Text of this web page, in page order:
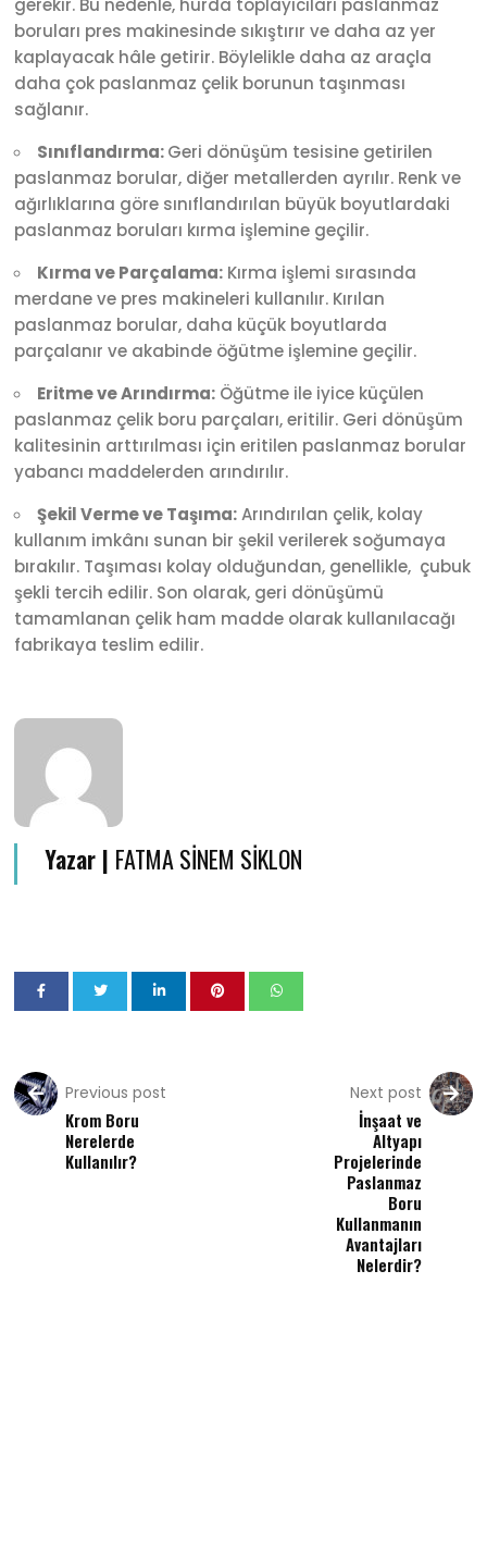
gerekir. Bu nedenle, hurda toplayıcıları paslanmaz
boruları pres makinesinde sıkıştırır ve daha az yer
kaplayacak hâle getirir. Böylelikle daha az araçla
daha çok paslanmaz çelik borunun taşınması
sağlanır.
Sınıflandırma:Geri dönüşüm tesisine getirilen
paslanmaz borular, diğer metallerden ayrılır. Renk ve
ağırlıklarına göre sınıflandırılan büyük boyutlardaki
paslanmaz boruları kırma işlemine geçilir.
Kırma ve Parçalama: Kırma işlemi sırasında
merdane ve pres makineleri kullanılır. Kırılan
paslanmaz borular, daha küçük boyutlarda
parçalanır ve akabinde öğütme işlemine geçilir.
Eritme ve Arındırma: Öğütme ile iyice küçülen
paslanmaz çelik boru parçaları, eritilir. Geri dönüşüm
kalitesinin arttırılması için eritilen paslanmaz borular
yabancı maddelerden arındırılır.
Şekil Verme ve Taşıma:Arındırılan çelik, kolay
kullanım imkânı sunan bir şekil verilerek soğumaya
bırakılır. Taşıması kolay olduğundan, genellikle, çubuk
şekli tercih edilir. Son olarak, geri dönüşümü
tamamlanan çelik ham madde olarak kullanılacağı
fabrikaya teslim edilir.
Yazar | FATMA SİNEM SİKLON
Previous post
Krom Boru
Nerelerde
Kullanılır?
Next post
İnşaat ve
Altyapı
Projelerinde
Paslanmaz
Boru
Kullanmanın
Avantajları
Nelerdir?